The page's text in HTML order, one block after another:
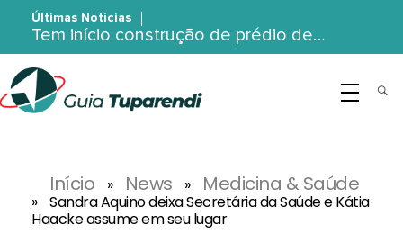
Últimas Notícias
Tem início construção de prédio de…
Início » News » Medicina & Saúde
» Sandra Aquino deixa Secretária da Saúde e Kátia
Haacke assume em seu lugar